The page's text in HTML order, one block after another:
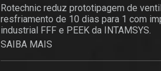
Rotechnic reduz prototipagem de
resfriamento de 10 dias para 1 com
industrial FFF e PEEK da INTAMSYS.
SAIBA MAIS